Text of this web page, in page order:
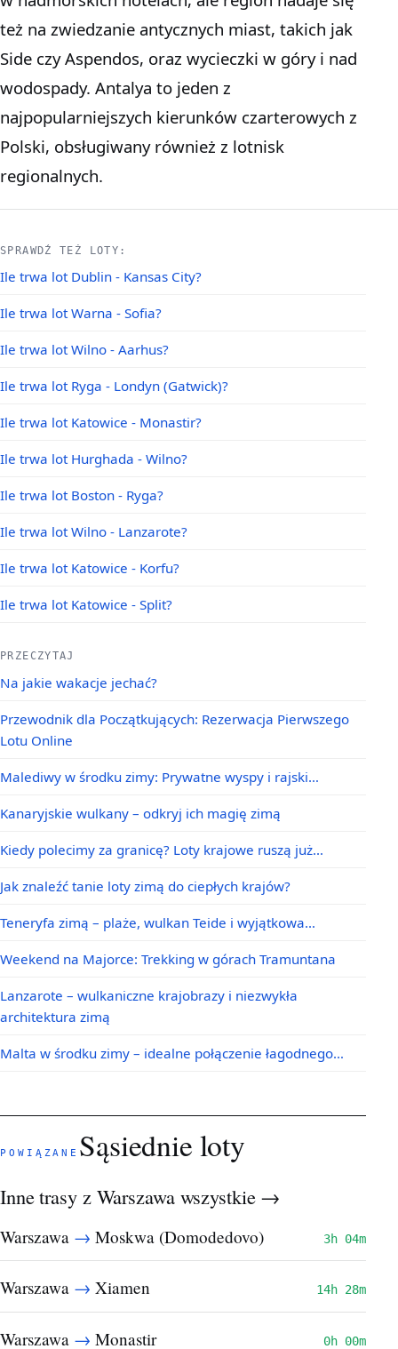
też na zwiedzanie antycznych miast, takich jak
Side czy Aspendos, oraz wycieczki w góry i nad
wodospady. Antalya to jeden z
najpopularniejszych kierunków czarterowych z
Polski, obsługiwany również z lotnisk
regionalnych.
SPRAWDŹ TEŻ LOTY:
Ile trwa lot Dublin - Kansas City?
Ile trwa lot Warna - Sofia?
Ile trwa lot Wilno - Aarhus?
Ile trwa lot Ryga - Londyn (Gatwick)?
Ile trwa lot Katowice - Monastir?
Ile trwa lot Hurghada - Wilno?
Ile trwa lot Boston - Ryga?
Ile trwa lot Wilno - Lanzarote?
Ile trwa lot Katowice - Korfu?
Ile trwa lot Katowice - Split?
PRZECZYTAJ
Na jakie wakacje jechać?
Przewodnik dla Początkujących: Rezerwacja Pierwszego
Lotu Online
Malediwy w środku zimy: Prywatne wyspy i rajski…
Kanaryjskie wulkany – odkryj ich magię zimą
Kiedy polecimy za granicę? Loty krajowe ruszą już…
Jak znaleźć tanie loty zimą do ciepłych krajów?
Teneryfa zimą – plaże, wulkan Teide i wyjątkowa…
Weekend na Majorce: Trekking w górach Tramuntana
Lanzarote – wulkaniczne krajobrazy i niezwykła
architektura zimą
Malta w środku zimy – idealne połączenie łagodnego…
POWIĄZANE Sąsiednie loty
Inne trasy z Warszawa wszystkie →
Warszawa → Moskwa (Domodedovo) 3h 04m
Warszawa → Xiamen 14h 28m
Warszawa → Monastir 0h 00m